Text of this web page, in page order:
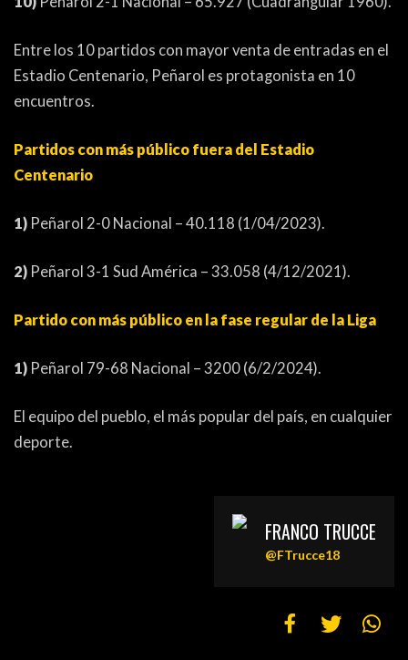
Entre los 10 partidos con mayor venta de entradas en el
Estadio Centenario, Peñarol es protagonista en 10
encuentros.
Partidos con más público fuera del Estadio
Centenario
1) Peñarol 2-0 Nacional – 40.118 (1/04/2023).
2) Peñarol 3-1 Sud América – 33.058 (4/12/2021).
Partido con más público en la fase regular de la Liga
1) Peñarol 79-68 Nacional – 3200 (6/2/2024).
El equipo del pueblo, el más popular del país, en cualquier
deporte.
FRANCO TRUCCE
@FTrucce18